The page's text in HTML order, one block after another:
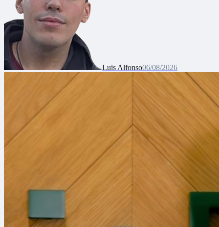
Luis Alfonso06/08/2026